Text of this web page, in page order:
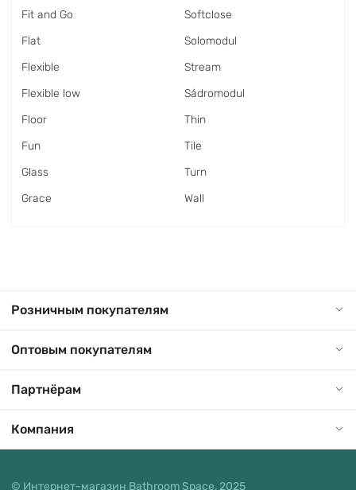
Fit and Go
Flat
Flexible
Flexible low
Floor
Fun
Glass
Grace
Softclose
Solomodul
Stream
Sádromodul
Thin
Tile
Turn
Wall
Розничным покупателям
Оптовым покупателям
Партнёрам
Компания
© Интернет-магазин Bathroom Space, 2025